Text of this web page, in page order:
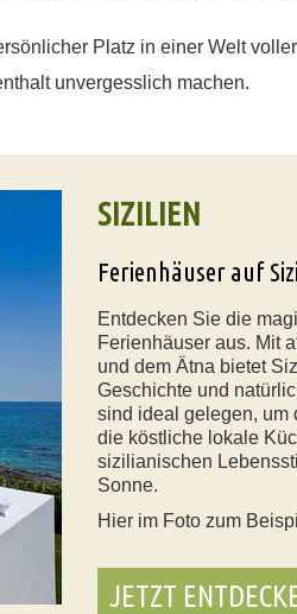
Platz in einer Welt
unvergesslich machen.
SIZILIEN
Ferienhäuser auf
Entdecken Sie die
Ferienhäuser aus. Mit
und dem Ätna bietet
Geschichte und
sind ideal gelegen, um
die köstliche lokale
sizilianischen
Sonne.
Hier im Foto zum
JETZT